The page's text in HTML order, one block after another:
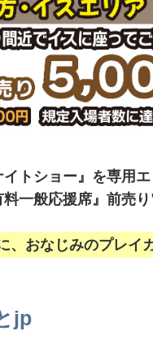
イトショー』を専用
一般応援席』前売
、おなじみのプレイ
jp